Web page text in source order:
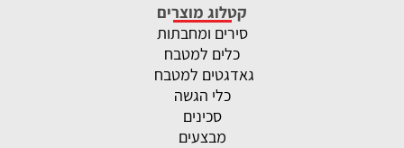
קטלוג מוצרים
סירים ומחבתות
כלים למטבח
גאדגטים למטבח
כלי הגשה
סכינים
מבצעים